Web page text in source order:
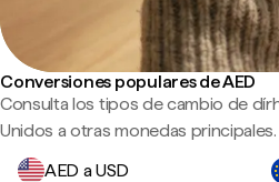
Conversiones populares de AED
Consulta los tipos de cambio de
Unidos a otras monedas principales.
AED a USD